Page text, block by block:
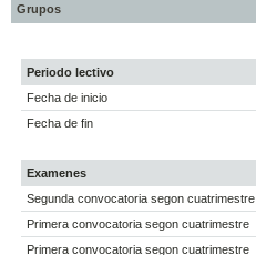
Grupos
Periodo lectivo
Fecha de inicio
Fecha de fin
Examenes
Segunda convocatoria segon cuatrimestre
Primera convocatoria segon cuatrimestre
Primera convocatoria segon cuatrimestre